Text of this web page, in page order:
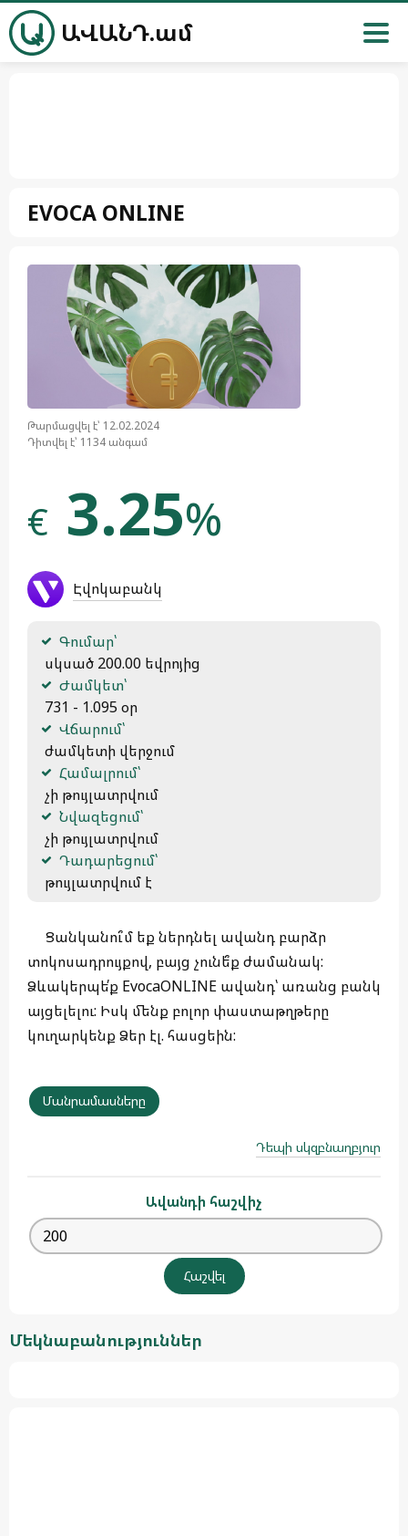
ԱՎԱՆԴ.ամ
EVOCA ONLINE
Թարմացվել է՝ 12.02.2024
Դիտվել է՝ 1134 անգամ
€ 3.25%
Էվոկաբանկ
Գումար՝
սկսած 200.00 եվրոյից
Ժամկետ՝
731 - 1.095 օր
Վճարում՝
ժամկետի վերջում
Համալրում՝
չի թույլատրվում
Նվազեցում՝
չի թույլատրվում
Դադարեցում՝
թույլատրվում է
Ցանկանու՞մ եք ներդնել ավանդ բարձր
տոկոսադրույքով, բայց չունե՞ք ժամանակ:
Ձևակերպե՛ք EvocaONLINE ավանդ՝ առանց բանկ
այցելելու: Իսկ մենք բոլոր փաստաթղթերը
կուղարկենք Ձեր էլ. հասցեին:
Մանրամասները
Դեպի սկզբնաղբյուր
Ավանդի հաշվիչ
Մեկնաբանություններ